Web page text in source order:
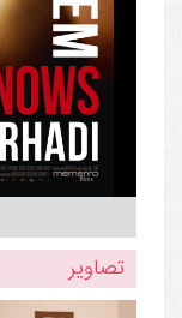
تصاویر